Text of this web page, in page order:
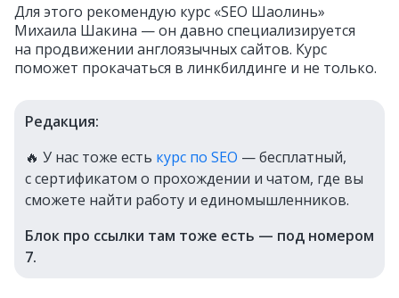
Для этого рекомендую курс «SEO Шаолинь»
Михаила Шакина — он давно специализируется
на продвижении англоязычных сайтов. Курс
поможет прокачаться в линкбилдинге и не только.
Редакция:
🔥 У нас тоже есть курс по SEO — бесплатный,
с сертификатом о прохождении и чатом, где вы
сможете найти работу и единомышленников.
Блок про ссылки там тоже есть — под номером
7.